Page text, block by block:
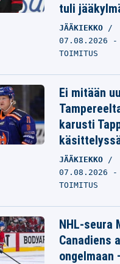
tuli
JÄÄKIEKKO
07.08.2026 -
TOIMITUS
Ei mitään
karusti
JÄÄKIEKKO
07.08.2026 -
TOIMITUS
NHL-seura
Canadiens
ongelmaan